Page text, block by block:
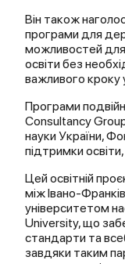
Він також
програми для
можливостей для
освіти без
важливого кроку
Програми
Consultancy Group
науки України,
підтримки
Цей освітній
між Івано-
університетом
University, що
стандарти та
завдяки таким